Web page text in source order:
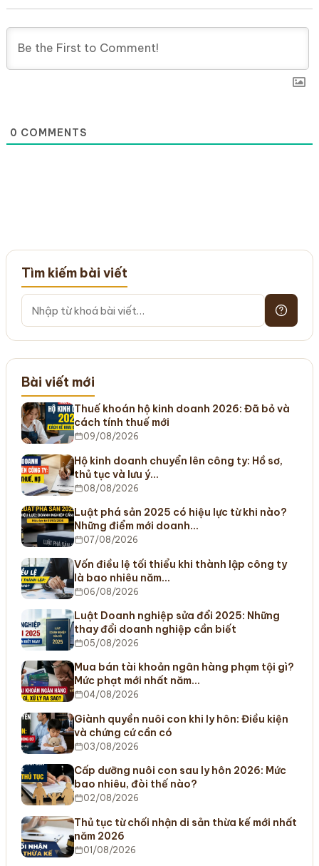
0 COMMENTS
Tìm kiếm bài viết
Bài viết mới
Thuế khoán hộ kinh doanh 2026: Đã bỏ và
cách tính thuế mới
09/08/2026
Hộ kinh doanh chuyển lên công ty: Hồ sơ,
thủ tục và lưu ý…
08/08/2026
Luật phá sản 2025 có hiệu lực từ khi nào?
Những điểm mới doanh…
07/08/2026
Vốn điều lệ tối thiểu khi thành lập công ty
là bao nhiêu năm…
06/08/2026
Luật Doanh nghiệp sửa đổi 2025: Những
thay đổi doanh nghiệp cần biết
05/08/2026
Mua bán tài khoản ngân hàng phạm tội gì?
Mức phạt mới nhất năm…
04/08/2026
Giành quyền nuôi con khi ly hôn: Điều kiện
và chứng cứ cần có
03/08/2026
Cấp dưỡng nuôi con sau ly hôn 2026: Mức
bao nhiêu, đòi thế nào?
02/08/2026
Thủ tục từ chối nhận di sản thừa kế mới nhất
năm 2026
01/08/2026